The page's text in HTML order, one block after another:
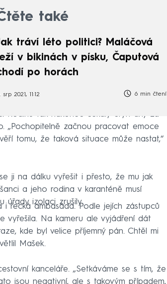
také
tráví léto politici? Maláčová
leží v bikinách v písku, Čaputová
po horách
srp 2021, 11:12 6 min čtení
Rodinu tak nakonec čekaly čtyři dny za
„Pochopitelně začnou pracovat emoce
tomu, že taková situace může nastat,“
ji na dálku vyřešit i přesto, že mu jak
a jeho rodina v karanténě musí
úřady izolaci zrušily.
řecká ambasáda. Podle jejích zástupců
vyřešila. Na kameru ale vyjádření dát
kde byl velice příjemný pán. Chtěl mi
Mašek.
kanceláře. „Setkáváme se s tím, že
jsou negativní, ale s takovým případem,